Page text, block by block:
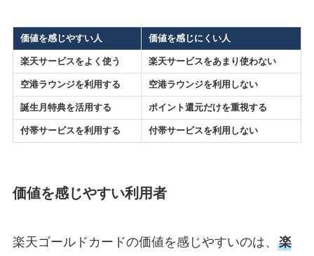
価値を感じやすい人 価値を感じにくい人
楽天サービスをよく使う 楽天サービスをあまり使わない
空港ラウンジを利用する 空港ラウンジを利用しない
誕生月特典を活用する ポイント還元だけを重視する
付帯サービスを利用する 付帯サービスを利用しない
価値を感じやすい利用者
楽天ゴールドカードの価値を感じやすいのは、 楽